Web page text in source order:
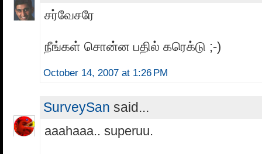
சர்வேசரே
நீங்கள் சொன்ன பதில் கரெக்டு ;-)
October 14, 2007 at 1:26 PM
SurveySan said...
aaahaaa.. superuu.